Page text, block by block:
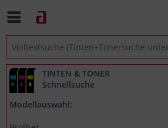
TINTEN & TONER
Schnellsuche
Modellauswahl: